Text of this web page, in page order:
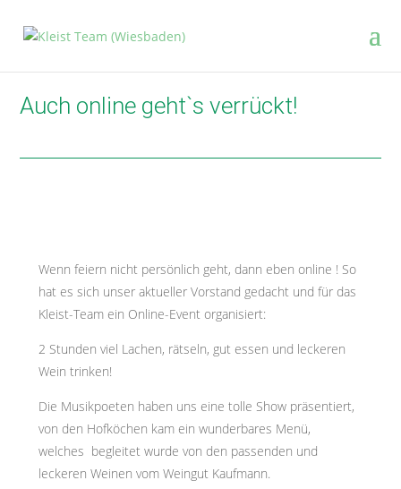
Auch online geht`s verrückt!
Wenn feiern nicht persönlich geht, dann eben online ! So
hat es sich unser aktueller Vorstand gedacht und für das
Kleist-Team ein Online-Event organisiert:
2 Stunden viel Lachen, rätseln, gut essen und leckeren
Wein trinken!
Die Musikpoeten haben uns eine tolle Show präsentiert,
von den Hofköchen kam ein wunderbares Menü,
welches begleitet wurde von den passenden und
leckeren Weinen vom Weingut Kaufmann.